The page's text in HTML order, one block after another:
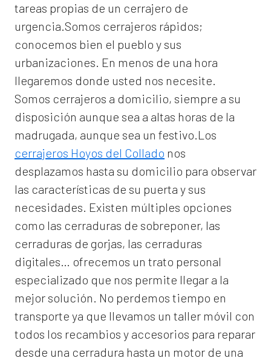
tareas propias de un cerrajero de
urgencia.Somos cerrajeros rápidos;
conocemos bien el pueblo y sus
urbanizaciones. En menos de una hora
llegaremos donde usted nos necesite.
Somos cerrajeros a domicilio, siempre a su
disposición aunque sea a altas horas de la
madrugada, aunque sea un festivo.Los
cerrajeros Hoyos del Collado nos
desplazamos hasta su domicilio para observar
las características de su puerta y sus
necesidades. Existen múltiples opciones
como las cerraduras de sobreponer, las
cerraduras de gorjas, las cerraduras
digitales… ofrecemos un trato personal
especializado que nos permite llegar a la
mejor solución. No perdemos tiempo en
transporte ya que llevamos un taller móvil con
todos los recambios y accesorios para reparar
desde una cerradura hasta un motor de una